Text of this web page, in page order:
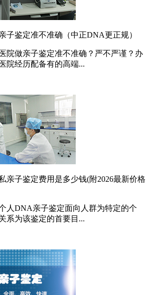
子鉴定准不准确（中正DNA更正规）
院做亲子鉴定准不准确？严不严谨？办
院经历配备有的高端...
亲子鉴定费用是多少钱(附2026最新价格
人DNA亲子鉴定面向人群为特定的个
系为该鉴定的首要目...